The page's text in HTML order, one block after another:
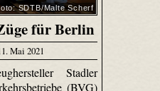
SDTB/Malte Scherf
für Berlin
Mai 2021
Stadler
(BVG)